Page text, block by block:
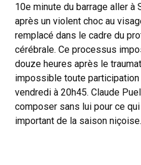
10e minute du barrage aller à
après un violent choc au
remplacé dans le cadre du
cérébrale. Ce processus
douze heures après le
impossible toute participation
vendredi à 20h45. Claude
composer sans lui pour ce
important de la saison niçoise.